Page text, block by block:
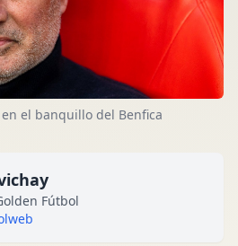
el banquillo del Benfica
Fútbol